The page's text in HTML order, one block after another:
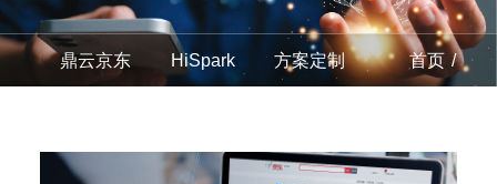
鼎云京东 HiSpark 方案定制 首页 服